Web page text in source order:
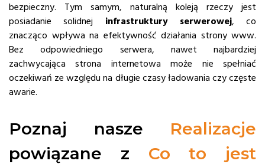
bezpieczny. Tym samym, naturalną koleją rzeczy jest
posiadanie solidnej infrastruktury serwerowej, co
znacząco wpływa na efektywność działania strony www.
Bez odpowiedniego serwera, nawet najbardziej
zachwycająca strona internetowa może nie spełniać
oczekiwań ze względu na długie czasy ładowania czy częste
awarie.
Poznaj nasze Realizacje
powiązane z Co to jest